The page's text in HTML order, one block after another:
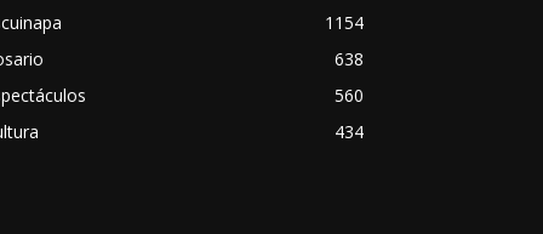
1154
638
560
434